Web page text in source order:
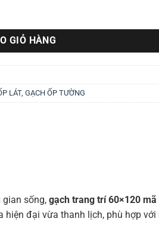
GIỎ HÀNG
LÁT, GẠCH ỐP TƯỜNG
sống, gạch trang trí 60×120 mã
đại vừa thanh lịch, phù hợp với